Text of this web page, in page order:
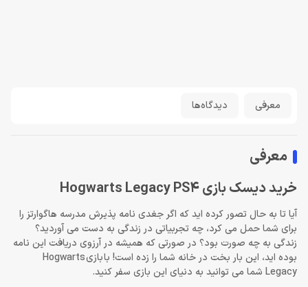
معرفی دیدگاه‌ها
معرفی
خرید دیسک بازی Hogwarts Legacy PS4
آیا تا به حال تصور کرده اید که اگر جغدی نامه پذیرش مدرسه هاگوارتز را
برای شما حمل می کرد، چه تجربیاتی در زندگی به دست می آوردید؟
زندگی به چه صورت بود؟ در صورتی که همیشه در آرزوی دریافت این نامه
بوده اید، این بار بخت در خانه شما را زده است! با بازی Hogwarts
Legacy شما می توانید به دنیای این بازی سفر کنید.